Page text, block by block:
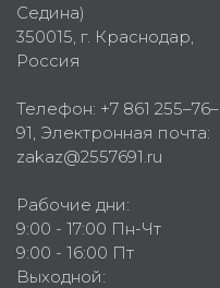
Седина)
350015 , г. Краснодар,
Россия
Телефон: +7 861 255–76–
91 , Электронная почта:
zakaz@2557691.ru
Рабочие дни:
9:00 - 17:00 Пн-Чт
9:00 - 16:00 Пт
Выходной: